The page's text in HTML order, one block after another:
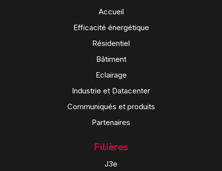
Accueil
Efficacité énergétique
Résidentiel
Bâtiment
Eclairage
Industrie et Datacenter
Communiqués et produits
Partenaires
Filières
J3e